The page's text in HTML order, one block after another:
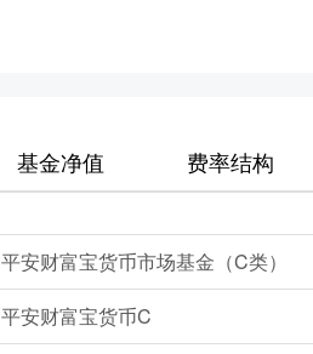
基金净值 费率结构
平安财富宝货币市场基金（C类）
平安财富宝货币C